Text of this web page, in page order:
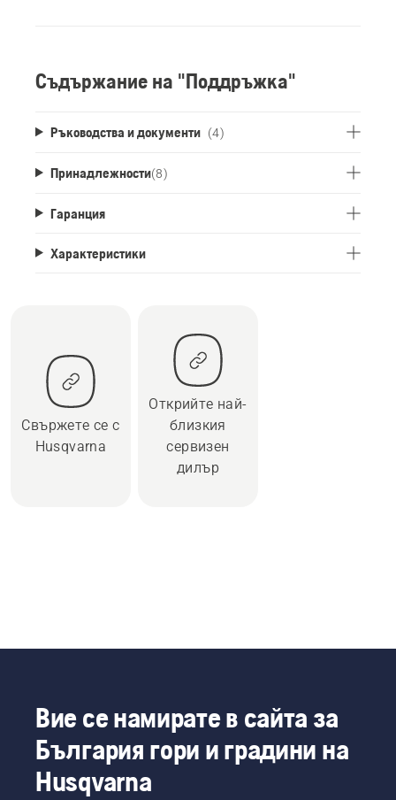
Съдържание на "Поддръжка"
Ръководства и документи (4)
Принадлежности(8)
Гаранция
Характеристики
Свържете се с
Husqvarna
Открийте най-
близкия
сервизен
дилър
Вие се намирате в сайта за
България гори и градини на
Husqvarna